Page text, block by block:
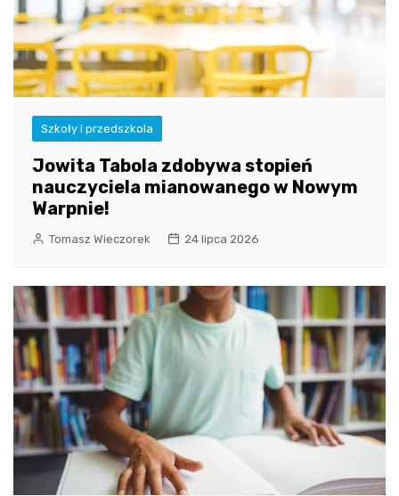
Szkoły i przedszkola
Jowita Tabola zdobywa stopień
nauczyciela mianowanego w Nowym
Warpnie!
Tomasz Wieczorek 24 lipca 2026